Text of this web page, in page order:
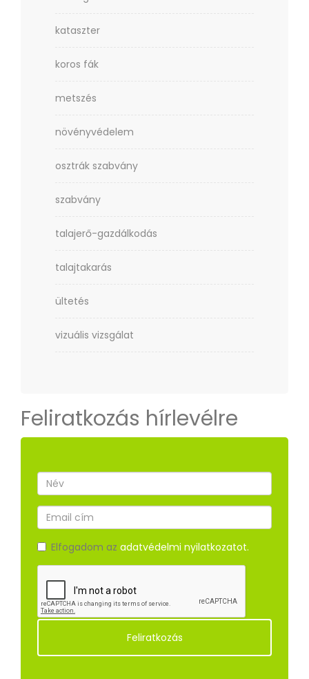
kataszter
koros fák
metszés
növényvédelem
osztrák szabvány
szabvány
talajerő-gazdálkodás
talajtakarás
ültetés
vizuális vizsgálat
Feliratkozás hírlevélre
Elfogadom az adatvédelmi nyilatkozatot.
Feliratkozás